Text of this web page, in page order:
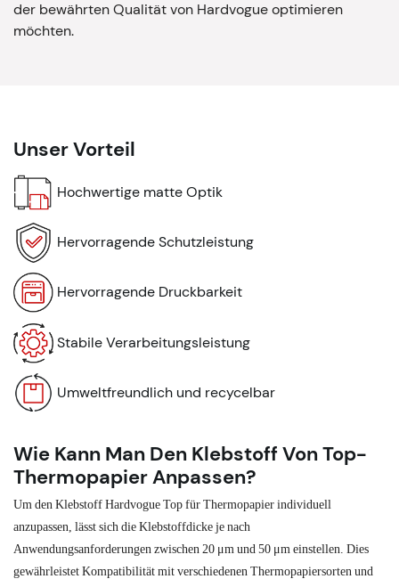
der bewährten Qualität von Hardvogue optimieren
möchten.
Wie Kann Man Den Klebstoff Von Top-
Thermopapier Anpassen?
Um den Klebstoff Hardvogue Top für Thermopapier individuell
anzupassen, lässt sich die Klebstoffdicke je nach
Anwendungsanforderungen zwischen 20 μm und 50 μm einstellen. Dies
gewährleistet Kompatibilität mit verschiedenen Thermopapiersorten und
Unser Vorteil
Hochwertige matte Optik
Hervorragende Schutzleistung
Hervorragende Druckbarkeit
Stabile Verarbeitungsleistung
Umweltfreundlich und recycelbar